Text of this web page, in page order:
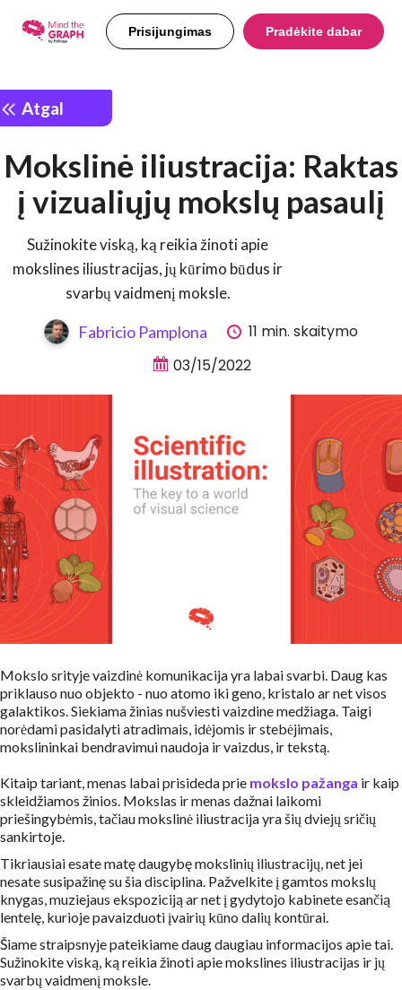
Prisijungimas Pradėkite dabar
Atgal
Mokslinė iliustracija: Raktas
į vizualiųjų mokslų pasaulį
Sužinokite viską, ką reikia žinoti apie
mokslines iliustracijas, jų kūrimo būdus ir
svarbų vaidmenį moksle.
Fabricio Pamplona
11 min. skaitymo
03/15/2022
Mokslo srityje vaizdinė komunikacija yra labai svarbi. Daug kas
priklauso nuo objekto - nuo atomo iki geno, kristalo ar net visos
galaktikos. Siekiama žinias nušviesti vaizdine medžiaga. Taigi
norėdami pasidalyti atradimais, idėjomis ir stebėjimais,
mokslininkai bendravimui naudoja ir vaizdus, ir tekstą.
Kitaip tariant, menas labai prisideda prie mokslo pažanga ir kaip
skleidžiamos žinios. Mokslas ir menas dažnai laikomi
priešingybėmis, tačiau mokslinė iliustracija yra šių dviejų sričių
sankirtoje.
Tikriausiai esate matę daugybę mokslinių iliustracijų, net jei
nesate susipažinę su šia disciplina. Pažvelkite į gamtos mokslų
knygas, muziejaus ekspoziciją ar net į gydytojo kabinete esančią
lentelę, kurioje pavaizduoti įvairių kūno dalių kontūrai.
Šiame straipsnyje pateikiame daug daugiau informacijos apie tai.
Sužinokite viską, ką reikia žinoti apie mokslines iliustracijas ir jų
svarbų vaidmenį moksle.